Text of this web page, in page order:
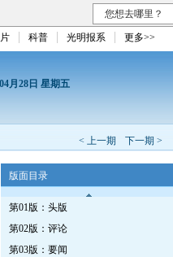
您想去哪里？
科普 光明报系 更多>>
月28日 星期五
< 上一期 下一期 >
版面目录
第01版：头版
第02版：评论
第03版：要闻